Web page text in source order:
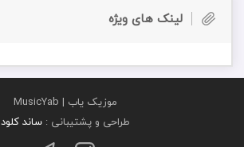
لینک های ویژه
موزیک یاب | MusicYab
طراحی و پشتیبانی : ساند کلود